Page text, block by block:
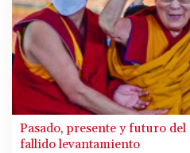
Pasado, presente y futuro
fallido levantamiento